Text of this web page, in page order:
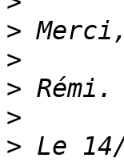
>
>
>
>
> Le